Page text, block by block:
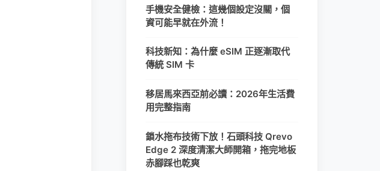
手機安全健檢：這幾個設定沒關，個
資可能早就在外流！
科技新知：為什麼 eSIM 正逐漸取代
傳統 SIM 卡
移居馬來西亞前必讀：2026年生活費
用完整指南
鎖水拖布技術下放！石頭科技 Qrevo
Edge 2 深度清潔大師開箱，拖完地板
赤腳踩也乾爽